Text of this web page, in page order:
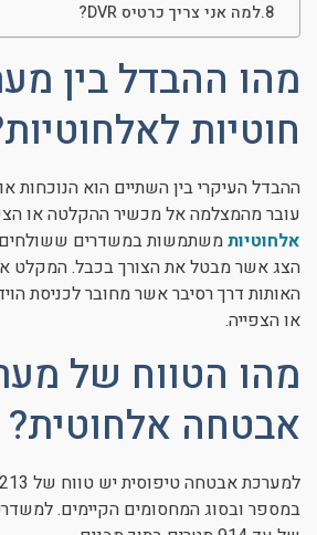
למה אני צריך כרטיס DVR?
מהו ההבדל בין
חוטיות
ההבדל העיקרי בין השתיים הוא
עובר מהמצלמה אל מכשיר ההקלטה או
אלחוטיותמשתמשות במשדרים ששולחים
הצג אשר מבטל את הצורך בכבל. המקלט
האותות דרך רסיבר אשר מחובר לכניסת
או הצפייה.
מהו הטווח של
אבטחה אלחוטית?
במספר ובסוג המחסומים הקיימים.